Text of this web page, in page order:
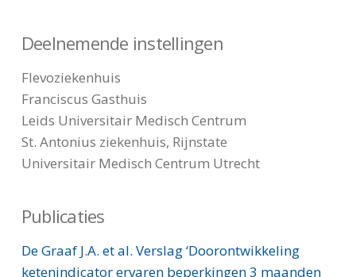
Deelnemende instellingen
Flevoziekenhuis
Franciscus Gasthuis
Leids Universitair Medisch Centrum
St. Antonius ziekenhuis, Rijnstate
Universitair Medisch Centrum Utrecht
Publicaties
De Graaf J.A. et al. Verslag ‘Doorontwikkeling
ketenindicator ervaren beperkingen 3 maanden